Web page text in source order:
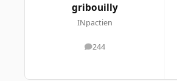
gribouilly
INpactien
244
messages